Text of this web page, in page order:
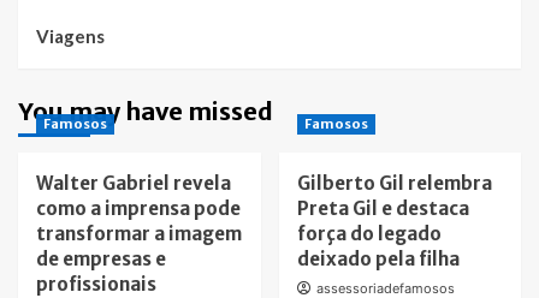
Viagens
You may have missed
Famosos
Walter Gabriel revela
como a imprensa pode
transformar a imagem
de empresas e
profissionais
Famosos
Gilberto Gil relembra
Preta Gil e destaca
força do legado
deixado pela filha
assessoriadefamosos